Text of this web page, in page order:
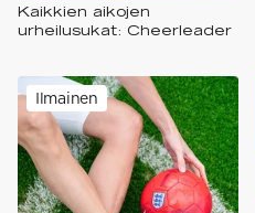
Kaikkien aikojen
urheilusukat: Cheerleader
Ilmainen